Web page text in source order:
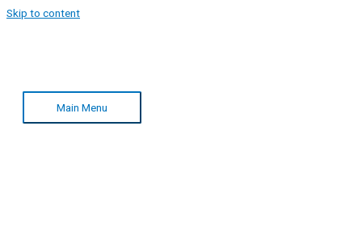
Skip to content
Main Menu